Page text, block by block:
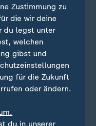
26
Zustimmung zu
die wir deine
du legst unter
welchen
gibst und
für die Zukunft
oder ändern.
du in unserer